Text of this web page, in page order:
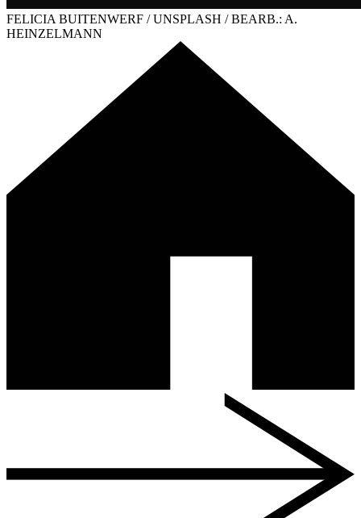
FELICIA BUITENWERF / UNSPLASH / BEARB.: A.
HEINZELMANN